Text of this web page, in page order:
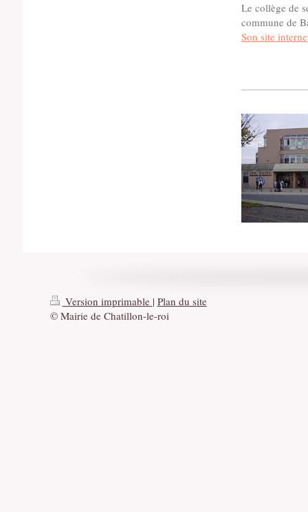
Le collège de
commune de
Son site interne
Version imprimable | Plan du site
© Mairie de Chatillon-le-roi